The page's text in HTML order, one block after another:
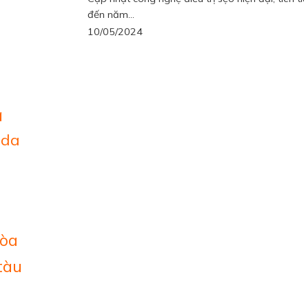
đến năm...
10/05/2024